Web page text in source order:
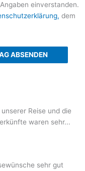
einverstanden.
dem
ABSENDEN
Reise und die
waren sehr...
sehr gut